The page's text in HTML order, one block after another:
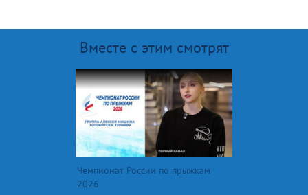
Вместе с этим смотрят
Чемпионат России по прыжкам
2026